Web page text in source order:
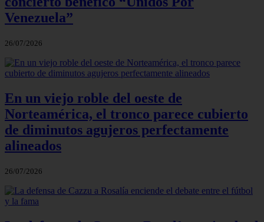
Venezuela”
26/07/2026
En un viejo roble del oeste de
Norteamérica, el tronco parece cubierto
de diminutos agujeros perfectamente
alineados
26/07/2026